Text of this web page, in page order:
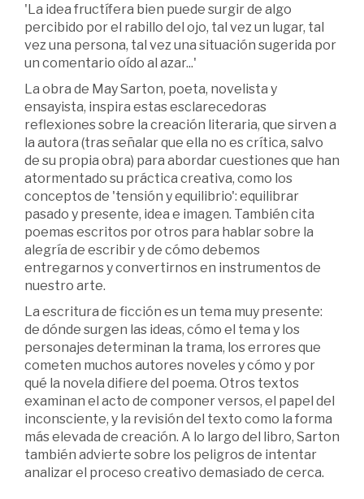
'La idea fructífera bien puede surgir de algo
percibido por el rabillo del ojo, tal vez un lugar, tal
vez una persona, tal vez una situación sugerida por
un comentario oído al azar...'
La obra de May Sarton, poeta, novelista y
ensayista, inspira estas esclarecedoras
reflexiones sobre la creación literaria, que sirven a
la autora (tras señalar que ella no es crítica, salvo
de su propia obra) para abordar cuestiones que han
atormentado su práctica creativa, como los
conceptos de 'tensión y equilibrio': equilibrar
pasado y presente, idea e imagen. También cita
poemas escritos por otros para hablar sobre la
alegría de escribir y de cómo debemos
entregarnos y convertirnos en instrumentos de
nuestro arte.
La escritura de ficción es un tema muy presente:
de dónde surgen las ideas, cómo el tema y los
personajes determinan la trama, los errores que
cometen muchos autores noveles y cómo y por
qué la novela difiere del poema. Otros textos
examinan el acto de componer versos, el papel del
inconsciente, y la revisión del texto como la forma
más elevada de creación. A lo largo del libro, Sarton
también advierte sobre los peligros de intentar
analizar el proceso creativo demasiado de cerca.